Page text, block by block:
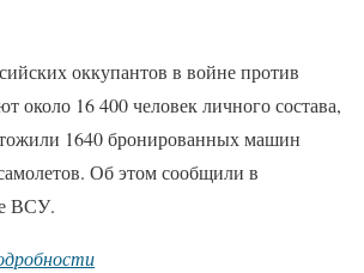
оккупантов в войне против
около 16 400 человек личного состава,
1640 бронированных машин
Об этом сообщили в
ВСУ.